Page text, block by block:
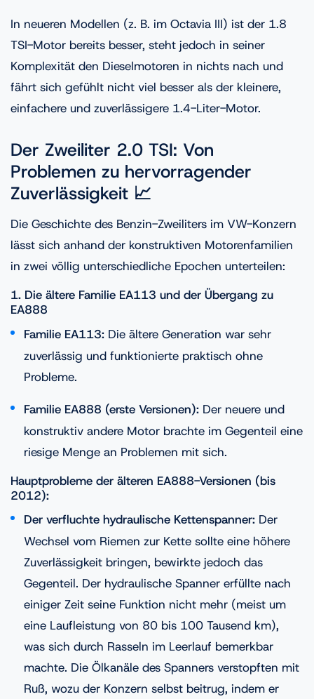
In neueren Modellen (z. B. im Octavia III) ist der 1.8
TSI-Motor bereits besser, steht jedoch in seiner
Komplexität den Dieselmotoren in nichts nach und
fährt sich gefühlt nicht viel besser als der kleinere,
einfachere und zuverlässigere 1.4-Liter-Motor.
Der Zweiliter 2.0 TSI: Von
Problemen zu hervorragender
Zuverlässigkeit 📈
Die Geschichte des Benzin-Zweiliters im VW-Konzern
lässt sich anhand der konstruktiven Motorenfamilien
in zwei völlig unterschiedliche Epochen unterteilen:
1. Die ältere Familie EA113 und der Übergang zu
EA888
Familie EA113: Die ältere Generation war sehr
zuverlässig und funktionierte praktisch ohne
Probleme.
Familie EA888 (erste Versionen): Der neuere und
konstruktiv andere Motor brachte im Gegenteil eine
riesige Menge an Problemen mit sich.
Hauptprobleme der älteren EA888-Versionen (bis
2012):
Der verfluchte hydraulische Kettenspanner: Der
Wechsel vom Riemen zur Kette sollte eine höhere
Zuverlässigkeit bringen, bewirkte jedoch das
Gegenteil. Der hydraulische Spanner erfüllte nach
einiger Zeit seine Funktion nicht mehr (meist um
eine Laufleistung von 80 bis 100 Tausend km),
was sich durch Rasseln im Leerlauf bemerkbar
machte. Die Ölkanäle des Spanners verstopften mit
Ruß, wozu der Konzern selbst beitrug, indem er